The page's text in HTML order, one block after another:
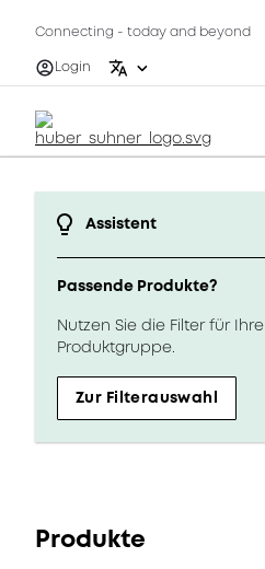
Connecting - today and beyond
Login
Assistent
Passende Produkte?
Nutzen Sie die Filter für Ihre
Produktgruppe.
Zur Filterauswahl
Produkte